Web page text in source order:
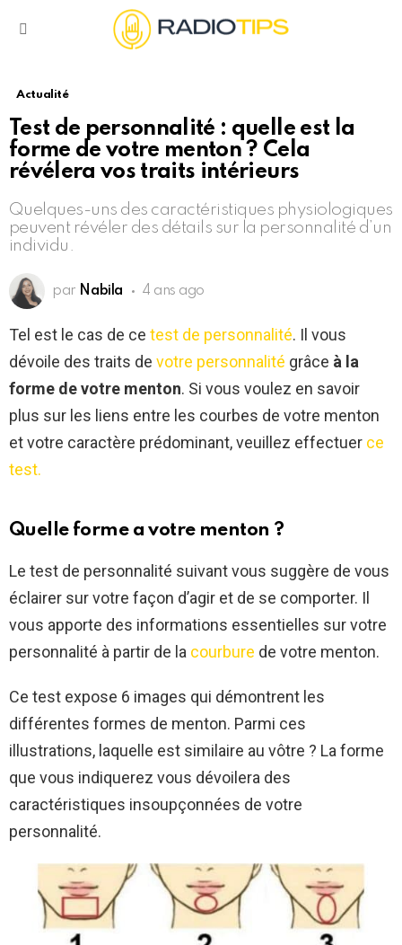
Actualité
Test de personnalité : quelle est la
forme de votre menton ? Cela
révélera vos traits intérieurs
Quelques-uns des caractéristiques physiologiques
peuvent révéler des détails sur la personnalité d’un
individu.
par Nabila 4 ans ago
Tel est le cas de ce test de personnalité. Il vous
dévoile des traits de votre personnalité grâce à la
forme de votre menton. Si vous voulez en savoir
plus sur les liens entre les courbes de votre menton
et votre caractère prédominant, veuillez effectuer ce
test.
Quelle forme a votre menton ?
Le test de personnalité suivant vous suggère de vous
éclairer sur votre façon d’agir et de se comporter. Il
vous apporte des informations essentielles sur votre
personnalité à partir de la courbure de votre menton.
Ce test expose 6 images qui démontrent les
différentes formes de menton. Parmi ces
illustrations, laquelle est similaire au vôtre ? La forme
que vous indiquerez vous dévoilera des
caractéristiques insoupçonnées de votre
personnalité.